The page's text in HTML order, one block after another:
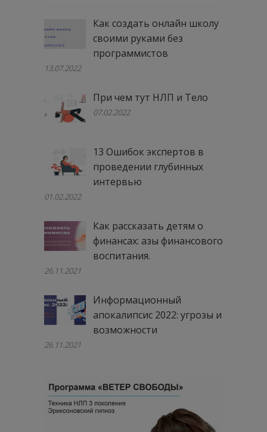
Как создать онлайн школу
своими руками без
программистов
13.07.2022
При чем тут НЛП и Тело
07.02.2022
13 Ошибок экспертов в
проведении глубинных
интервью
01.02.2022
Как рассказать детям о
финансах: азы финансового
воспитания.
26.11.2021
Информационный
апокалипсис 2022: угрозы и
возможности
26.11.2021